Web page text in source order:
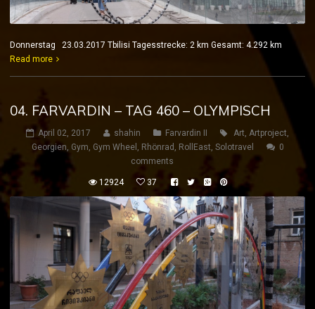
Donnerstag 23.03.2017 Tbilisi Tagesstrecke: 2 km Gesamt: 4.292 km
Read more
04. FARVARDIN – TAG 460 – OLYMPISCH
April 02, 2017 shahin Farvardin II Art, Artproject,
Georgien, Gym, Gym Wheel , Rhönrad , RollEast, Solotravel
0
comments
12924 37